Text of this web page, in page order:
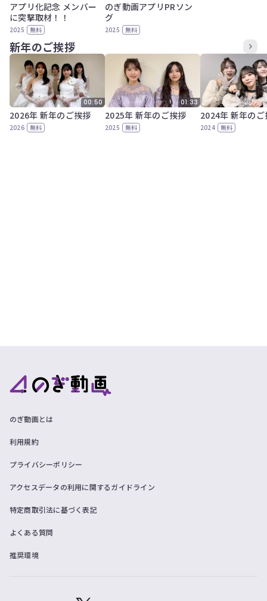
アプリ化記念 メンバー
に突撃取材！！
2025 無料
のぎ動画アプリPRソン
グ
2025 無料
新年のご挨拶
00:50
2026年 新年のご挨拶
2026 無料
01:33
2025年 新年のご挨拶
2025 無料
2024年 新年のご
2024 無料
のぎ動画とは
利用規約
プライバシーポリシー
アクセスデータの利用に関するガイドライン
特定商取引法に基づく表記
よくある質問
推奨環境